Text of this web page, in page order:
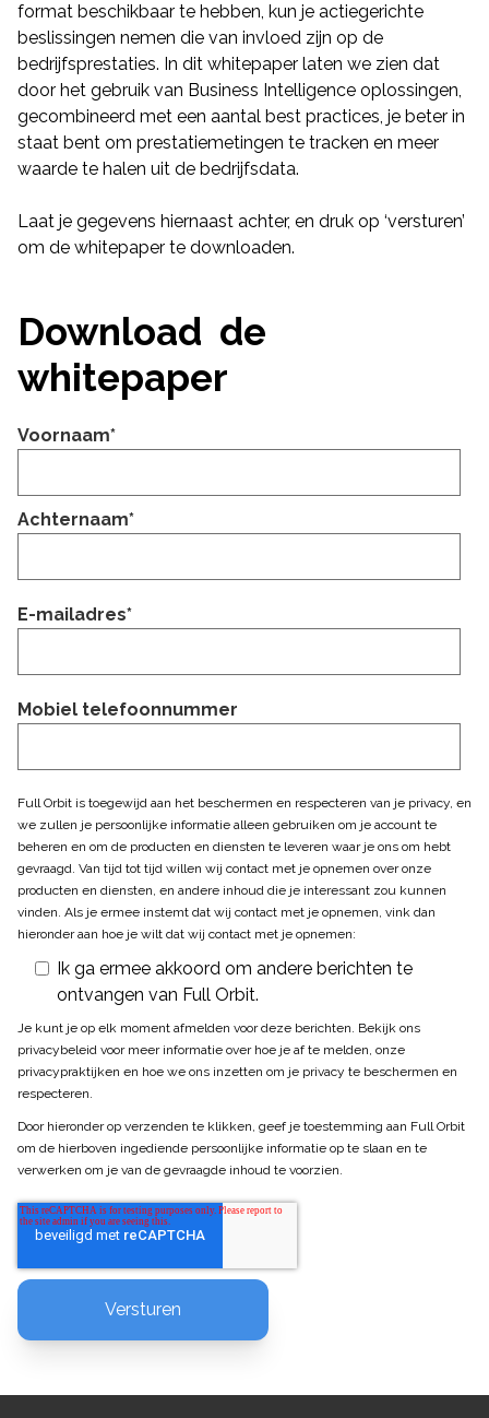
format beschikbaar te hebben, kun je actiegerichte
beslissingen nemen die van invloed zijn op de
bedrijfsprestaties. In dit whitepaper laten we zien dat
door het gebruik van Business Intelligence oplossingen,
gecombineerd met een aantal best practices, je beter in
staat bent om prestatiemetingen te tracken en meer
waarde te halen uit de bedrijfsdata.
Laat je gegevens hiernaast achter, en druk op ‘versturen’
om de whitepaper te downloaden.
Download de
whitepaper
Voornaam*
Achternaam*
E-mailadres*
Mobiel telefoonnummer
Full Orbit is toegewijd aan het beschermen en respecteren van je privacy, en
we zullen je persoonlijke informatie alleen gebruiken om je account te
beheren en om de producten en diensten te leveren waar je ons om hebt
gevraagd. Van tijd tot tijd willen wij contact met je opnemen over onze
producten en diensten, en andere inhoud die je interessant zou kunnen
vinden. Als je ermee instemt dat wij contact met je opnemen, vink dan
hieronder aan hoe je wilt dat wij contact met je opnemen:
Ik ga ermee akkoord om andere berichten te
ontvangen van Full Orbit.
Je kunt je op elk moment afmelden voor deze berichten. Bekijk ons
privacybeleid voor meer informatie over hoe je af te melden, onze
privacypraktijken en hoe we ons inzetten om je privacy te beschermen en
respecteren.
Door hieronder op verzenden te klikken, geef je toestemming aan Full Orbit
om de hierboven ingediende persoonlijke informatie op te slaan en te
verwerken om je van de gevraagde inhoud te voorzien.